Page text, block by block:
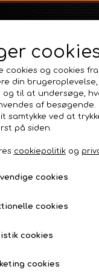
Kontakt
10 Serien
styretøj
cookies og cookies
din
og til at undersøge,
af besøgende.
samtykke ved at
på siden.
cookiepolitikog
cookies
cookies
cookies
cookies